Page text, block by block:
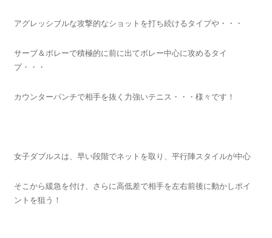
アグレッシブルな攻撃的なショットを打ち続けるタイプや・・・
サーブ＆ボレーで積極的に前に出てボレー中心に攻めるタイ
プ・・・
カウンターパンチで相手を抜く力強いテニス・・・様々です！
女子ダブルスは、早い段階でネットを取り、平行陣スタイルが中心
そこから緩急を付け、さらに高低差で相手を左右前後に動かしポイ
ントを狙う！